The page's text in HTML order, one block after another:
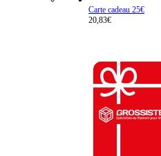
Carte cadeau 25€
20,83€